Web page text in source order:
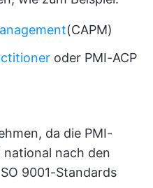
(CAPM)
oder PMI-ACP
da die PMI-
nach den
9001-Standards